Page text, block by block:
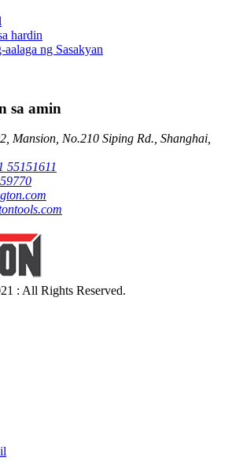
hardin
ng Sasakyan
sa amin
Mansion, No.210 Siping Rd., Shanghai,
55151611
: All Rights Reserved.